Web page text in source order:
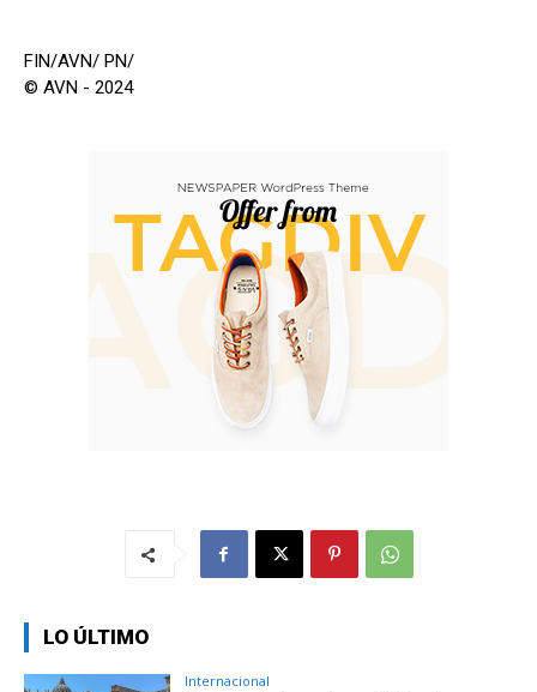
FIN/AVN/ PN/
© AVN - 2024
LO ÚLTIMO
Internacional